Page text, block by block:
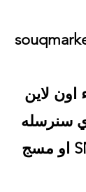
اون لاين
سنرسله
لكم عبر المسج SMS او مسج